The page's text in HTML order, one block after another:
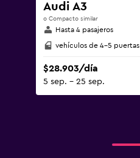
Audi A3
o Compacto similar
Hasta 4 pasajeros
vehículos de 4-5 puertas
$28.903/día
5 sep. - 25 sep.